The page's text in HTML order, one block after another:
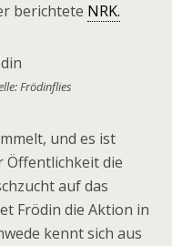
berichtete NRK.
Frödinflies
und es ist
Öffentlichkeit die
auf das
Frödin die Aktion in
kennt sich aus